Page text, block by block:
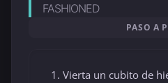
FASHIONED
PASO A
Vierta un cubito de